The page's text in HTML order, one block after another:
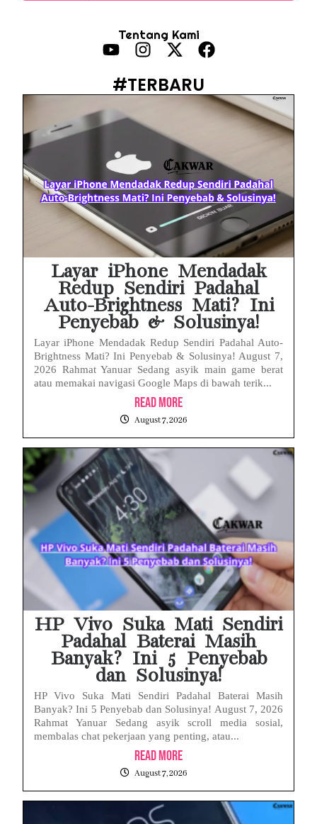
Prabowo Sebut ‘Londo Ireng’, Ray Rangkuti Desak DPR Bersikap, Ini Ulasan Politiknya
MAKI Soroti Penahanan Eks Jampidsus Febrie Adriansyah Tanpa Rompi Pink
Babak Baru Kasus Febrie Adriansyah, Rencana Praperadilan Penyitaan Emas dan Uang Tunai Jadi Sorotan
Baterai Apple Watch Cepat Boros? Ini Penyebab dan Cara Mengatasinya
HP Huawei Cepat Panas? Ini Penyebab Utama dan Cara Mengatasinya
Tentang Kami
#TERBARU
Layar iPhone Mendadak
Redup Sendiri Padahal
Auto-Brightness Mati? Ini
Penyebab & Solusinya!
Layar iPhone Mendadak Redup Sendiri Padahal Auto-
Brightness Mati? Ini Penyebab & Solusinya! August 7,
2026 Rahmat Yanuar Sedang asyik main game berat
atau memakai navigasi Google Maps di bawah terik...
Read More
August 7, 2026
HP Vivo Suka Mati Sendiri
Padahal Baterai Masih
Banyak? Ini 5 Penyebab
dan Solusinya!
HP Vivo Suka Mati Sendiri Padahal Baterai Masih
Banyak? Ini 5 Penyebab dan Solusinya! August 7, 2026
Rahmat Yanuar Sedang asyik scroll media sosial,
membalas chat pekerjaan yang penting, atau...
Read More
August 7, 2026